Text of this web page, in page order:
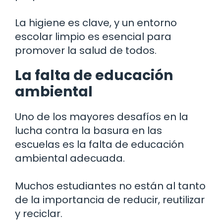
La higiene es clave, y un entorno
escolar limpio es esencial para
promover la salud de todos.
La falta de educación
ambiental
Uno de los mayores desafíos en la
lucha contra la basura en las
escuelas es la falta de educación
ambiental adecuada.
Muchos estudiantes no están al tanto
de la importancia de reducir, reutilizar
y reciclar.